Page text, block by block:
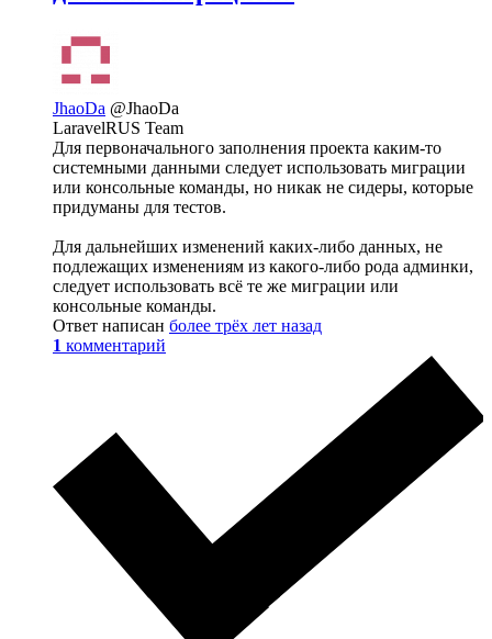
JhaoDa @JhaoDa
LaravelRUS Team
Для первоначального заполнения проекта каким-то
системными данными следует использовать миграции
или консольные команды, но никак не сидеры, которые
придуманы для тестов.
Для дальнейших изменений каких-либо данных, не
подлежащих изменениям из какого-либо рода админки,
следует использовать всё те же миграции или
консольные команды.
Ответ написан более трёх лет назад
1 комментарий